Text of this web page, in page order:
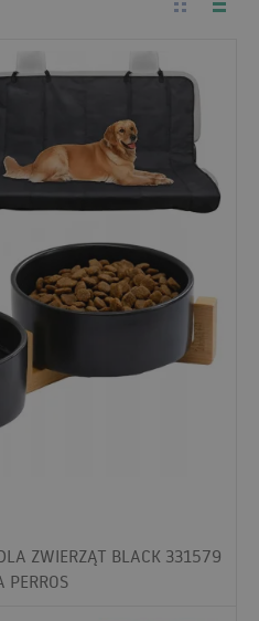
ZWIERZĄT BLACK 331579
PERROS